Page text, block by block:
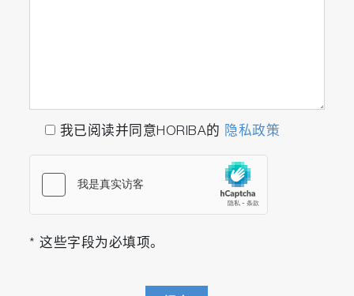
我已阅读并同意HORIBA的 隐私政策
* 这些字段为必填项。